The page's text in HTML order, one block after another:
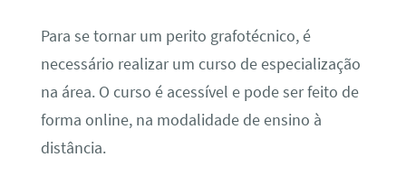
Para se tornar um perito grafotécnico, é
necessário realizar um curso de especialização
na área. O curso é acessível e pode ser feito de
forma online, na modalidade de ensino à
distância.